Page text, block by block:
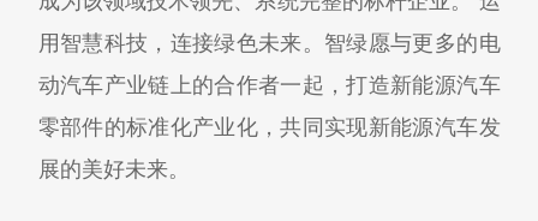
用智慧科技，连接绿色未来。智绿愿与更多的电
动汽车产业链上的合作者一起，打造新能源汽车
零部件的标准化产业化，共同实现新能源汽车发
展的美好未来。